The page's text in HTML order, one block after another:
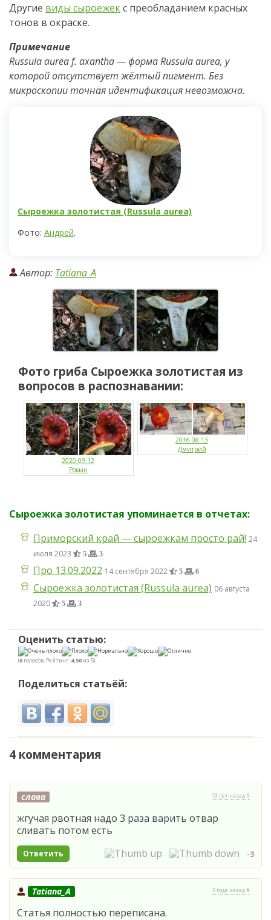
Другие виды сыроежекс преобладанием красных
тонов в окраске.
Примечание
Russula aurea f. axantha — форма Russula aurea, у
которой отсутствует жёлтый пигмент. Без
микроскопии точная идентификация невозможна.
Сыроежка золотистая (Russula aurea)
Фото: Андрей.
Автор: Tatiana_A
Фото гриба Сыроежка золотистая из
вопросов в распознавании:
2020.09.12
Роман
2016.08.13
Дмитрий
Сыроежка золотистая упоминается в отчетах:
Приморский край — сыроежкам просто рай! 24
июля 2023
5 3
Про 13.09.2022 14 сентября 2022 5 6
Сыроежка золотистая (Russula aurea) 06 августа
2020
5 3
Оценить статью:
(8 голосов, Рейтинг: 4,50 из 5)
Поделиться статьёй:
4 комментария
слава 13 лет назад #
жгучая рвотная надо 3 раза варить отвар
сливать потом есть
Ответить -3
Tatiana_A 3 года назад #
Статья полностью переписана.